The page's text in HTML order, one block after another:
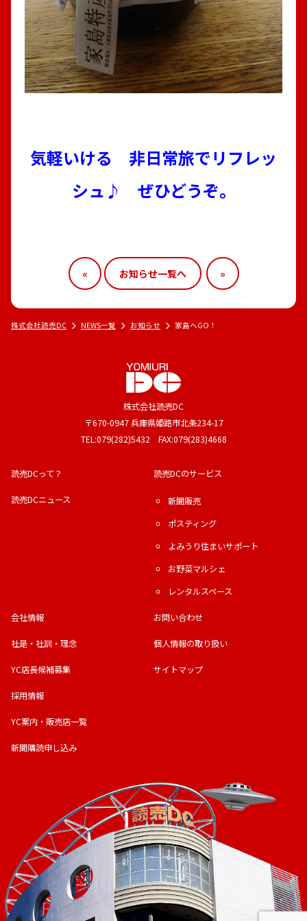
気軽いける 非日常旅でリフレッ
シュ♪ ぜひどうぞ。
« お知らせ一覧へ »
株式会社読売DC NEWS一覧 お知らせ 家島へGO！
株式会社読売DC
〒670-0947 兵庫県姫路市北条234-17
TEL:079(282)5432 FAX:079(283)4668
読売DCって？
読売DCニュース
読売DCのサービス
新聞販売
ポスティング
よみうり住まいサポート
お野菜マルシェ
レンタルスペース
会社情報
社是・社訓・理念
YC店長候補募集
採用情報
YC案内・販売店一覧
新聞購読申し込み
お問い合わせ
個人情報の取り扱い
サイトマップ